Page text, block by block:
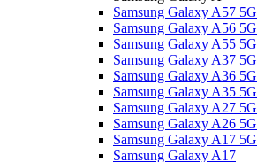
Samsung Galaxy A57 5G
Samsung Galaxy A56 5G
Samsung Galaxy A55 5G
Samsung Galaxy A37 5G
Samsung Galaxy A36 5G
Samsung Galaxy A35 5G
Samsung Galaxy A27 5G
Samsung Galaxy A26 5G
Samsung Galaxy A17 5G
Samsung Galaxy A17